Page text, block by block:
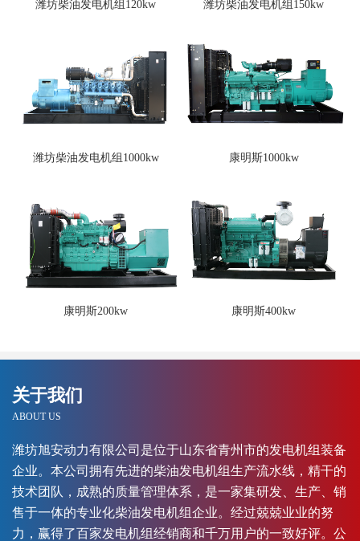
潍坊柴油发电机组120kw 潍坊柴油发电机组150kw
潍坊柴油发电机组1000kw 康明斯1000kw
康明斯200kw 康明斯400kw
关于我们
ABOUT US
潍坊旭安动力有限公司是位于山东省青州市的发电机组装备
企业。本公司拥有先进的柴油发电机组生产流水线，精干的
技术团队，成熟的质量管理体系，是一家集研发、生产、销
售于一体的专业化柴油发电机组企业。经过兢兢业业的努
力，赢得了百家发电机组经销商和千万用户的一致好评。公